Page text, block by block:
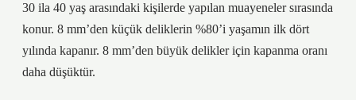
30 ila 40 yaş arasındaki kişilerde yapılan muayeneler sırasında
konur. 8 mm’den küçük deliklerin %80’i yaşamın ilk dört
yılında kapanır. 8 mm’den büyük delikler için kapanma oranı
daha düşüktür.